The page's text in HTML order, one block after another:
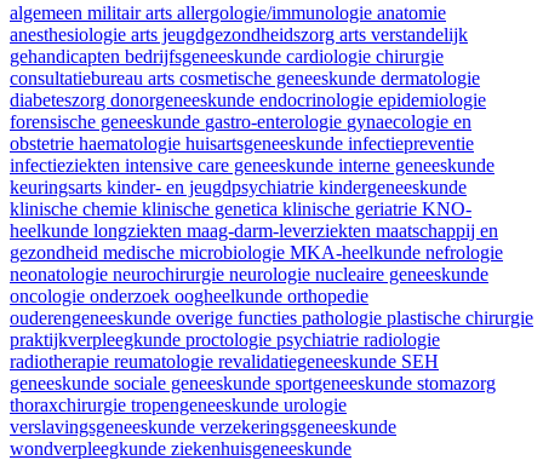
algemeen militair arts allergologie/immunologie anatomie
anesthesiologie arts jeugdgezondheidszorg arts verstandelijk
gehandicapten bedrijfsgeneeskunde cardiologie chirurgie
consultatiebureau arts cosmetische geneeskunde dermatologie
diabeteszorg donorgeneeskunde endocrinologie epidemiologie
forensische geneeskunde gastro-enterologie gynaecologie en
obstetrie haematologie huisartsgeneeskunde infectiepreventie
infectieziekten intensive care geneeskunde interne geneeskunde
keuringsarts kinder- en jeugdpsychiatrie kindergeneeskunde
klinische chemie klinische genetica klinische geriatrie KNO-
heelkunde longziekten maag-darm-leverziekten maatschappij en
gezondheid medische microbiologie MKA-heelkunde nefrologie
neonatologie neurochirurgie neurologie nucleaire geneeskunde
oncologie onderzoek oogheelkunde orthopedie
ouderengeneeskunde overige functies pathologie plastische chirurgie
praktijkverpleegkunde proctologie psychiatrie radiologie
radiotherapie reumatologie revalidatiegeneeskunde SEH
geneeskunde sociale geneeskunde sportgeneeskunde stomazorg
thoraxchirurgie tropengeneeskunde urologie
verslavingsgeneeskunde verzekeringsgeneeskunde
wondverpleegkunde ziekenhuisgeneeskunde